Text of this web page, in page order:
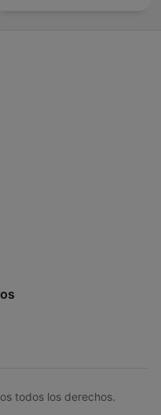
todos los derechos.